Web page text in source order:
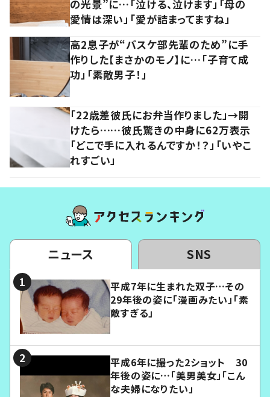
の光景”に…「泣ける、泣けます」「母の
愛情は深い」「愛が詰まってますね」
高2息子が“バスケ部先輩のため”に手
作りした【まさかのモノ】に…「子育て成
功」「素敵男子！」
「22歳差彼氏にお弁当作りました」→開
けたら……彼氏驚きの中身に62万表示
「どこで手に入れるんですか！？」「いやこ
れすごい」
ニュース SNS
平成7年に生まれた双子…その
29年後の姿に「漫画みたい」「素
敵すぎる」
平成6年に撮った2ショット 30
年後の姿に…「美男美女」「こん
な夫婦になりたい」